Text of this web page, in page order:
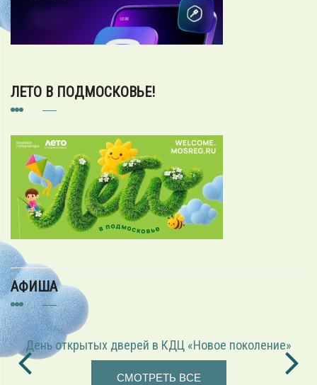
ЛЕТО В ПОДМОСКОВЬЕ!
АФИША
«Играем в режиссёра» — театрализованная программа
СМОТРЕТЬ ВСЕ